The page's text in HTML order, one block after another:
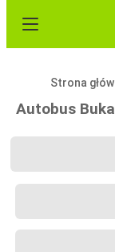
Strona
Autobus